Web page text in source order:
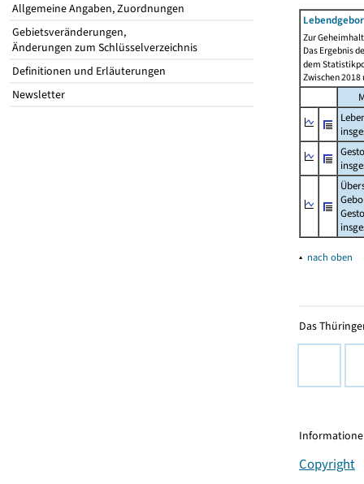
Allgemeine Angaben, Zuordnungen
Gebietsveränderungen,
Änderungen zum Schlüsselverzeichnis
Definitionen und Erläuterungen
Newsletter
Zur
Das Ergebnis
dem
Zwischen
▴ nach oben
Das
Copyright